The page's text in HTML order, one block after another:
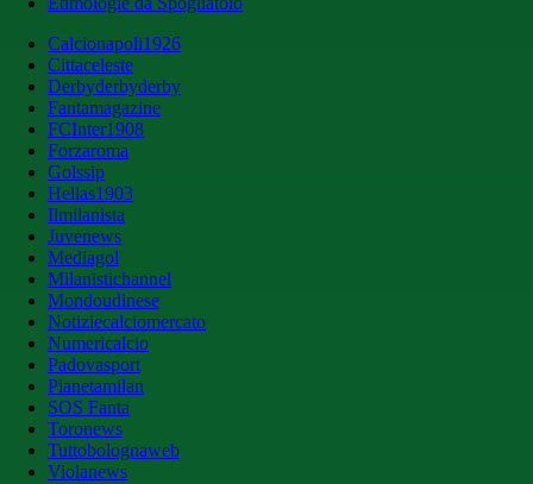
Calcionapoli1926
Cittaceleste
Derbyderbyderby
Fantamagazine
FCInter1908
Forzaroma
Golssip
Hellas1903
Ilmilanista
Juvenews
Mediagol
Milanistichannel
Mondoudinese
Notiziecalciomercato
Numericalcio
Padovasport
Pianetamilan
SOS Fanta
Toronews
Tuttobolognaweb
Violanews